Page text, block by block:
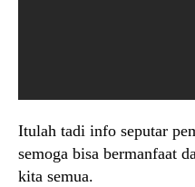
Itulah tadi info seputar
semoga bisa bermanfaat
kita semua.